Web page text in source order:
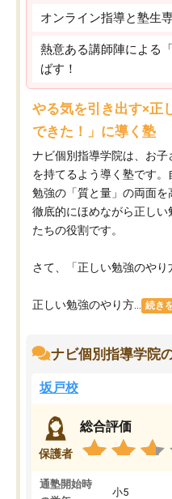
オンライン指導と塾生
熱意ある講師陣による
ばす！
やる気を引き出す×正
できた！」に導く塾
ナビ個別指導学院は、お
を持てるよう導く塾です。
勉強の「質と量」の両面を
徹底的にほめながら正し
たちの役割です。
さて、「正しい勉強のやり
正しい勉強のやり方... 続き
ナビ個別指導学院
坂戸校
保護者
総合評価
通塾開始時
小5